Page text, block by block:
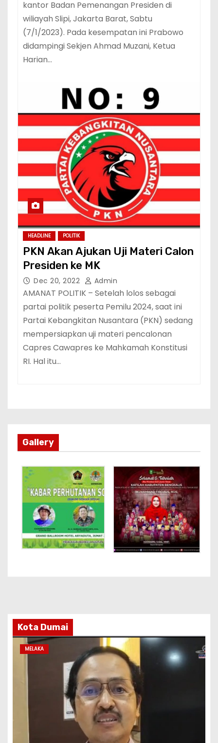
kantor Badan Pemenangan Presiden di
wiliayah Slipi, Jakarta Barat, Sabtu
(7/1/2023). Pada kesempatan ini Prabowo
didampingi Sekjen Ahmad Muzani, Ketua
Harian…
HEADLINE POLITIK
PKN Akan Ajukan Uji Materi Calon
Presiden ke MK
Dec 20, 2022 Admin
AMANAT POLITIK – Setelah lolos sebagai
partai politik peserta Pemilu 2024, saat ini
Partai Kebangkitan Nusantara (PKN) sedang
mempersiapkan uji materi pencalonan
Capres Cawapres ke Mahkamah Konstitusi
RI. Hal itu…
Gallery
Kota Dumai
MELAKA